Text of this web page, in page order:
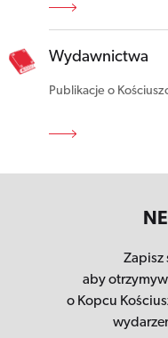
Wydawnictwa
Publikacje o
Zapisz
aby
o Kopcu